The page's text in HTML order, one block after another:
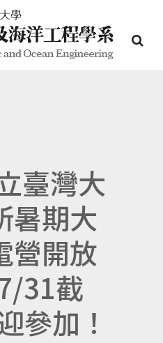
臺灣大
暑期大
營開放
31截
參加！